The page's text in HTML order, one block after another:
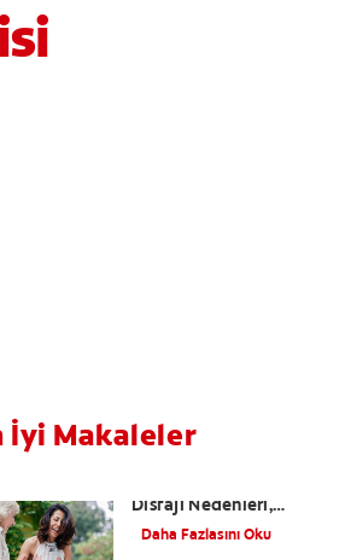
İyi Makaleler
Disfaji Nedenleri,
Belirtileri, Tedavi
Daha Fazlasını Oku